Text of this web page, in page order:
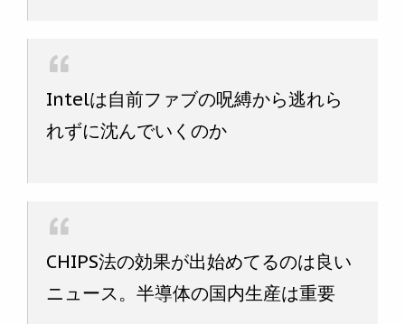
Intelは自前ファブの呪縛から逃れら
れずに沈んでいくのか
CHIPS法の効果が出始めてるのは良い
ニュース。半導体の国内生産は重要